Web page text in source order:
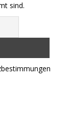
sind.